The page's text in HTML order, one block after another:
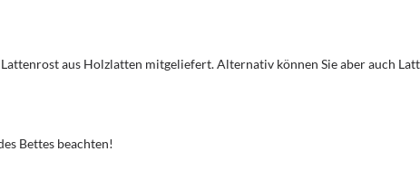
aus Holzlatten mitgeliefert. Alternativ können Sie aber auch
Bettes beachten!